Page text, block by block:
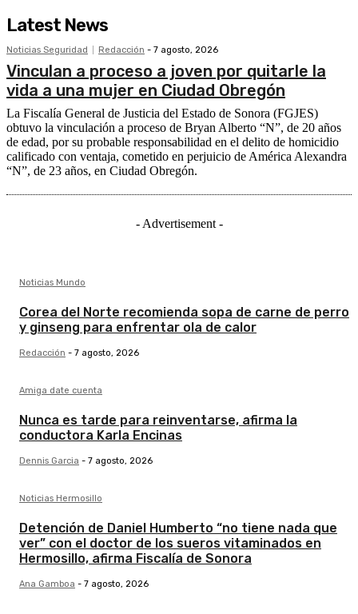
Latest News
Noticias Seguridad Redacción - 7 agosto, 2026
Vinculan a proceso a joven por quitarle la
vida a una mujer en Ciudad Obregón
La Fiscalía General de Justicia del Estado de Sonora (FGJES)
obtuvo la vinculación a proceso de Bryan Alberto “N”, de 20 años
de edad, por su probable responsabilidad en el delito de homicidio
calificado con ventaja, cometido en perjuicio de América Alexandra
“N”, de 23 años, en Ciudad Obregón.
- Advertisement -
Noticias Mundo
Corea del Norte recomienda sopa de carne de perro
y ginseng para enfrentar ola de calor
Redacción - 7 agosto, 2026
Amiga date cuenta
Nunca es tarde para reinventarse, afirma la
conductora Karla Encinas
Dennis Garcia - 7 agosto, 2026
Noticias Hermosillo
Detención de Daniel Humberto “no tiene nada que
ver” con el doctor de los sueros vitaminados en
Hermosillo, afirma Fiscalía de Sonora
Ana Gamboa - 7 agosto, 2026